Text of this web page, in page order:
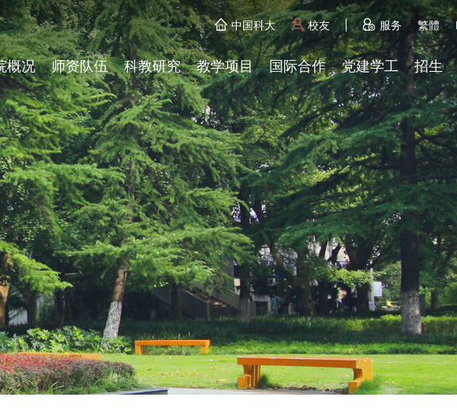
中国科大 校友 服务 繁體
概况 师资队伍 科教研究 教学项目 国际合作 党建学工 招生